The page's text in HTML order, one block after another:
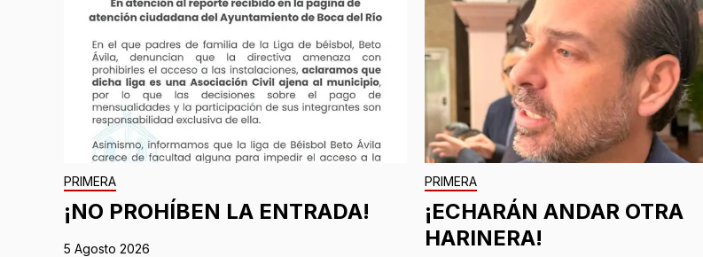
PRIMERA
¡NO PROHÍBEN LA ENTRADA!
5 Agosto 2026
PRIMERA
¡ECHARÁN ANDAR OTRA
HARINERA!